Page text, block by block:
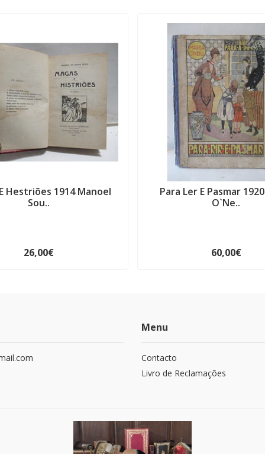
Hestriões 1914 Manoel
Sou..
26,00€
Para Ler E Pasmar
O`Ne..
60,00€
Menu
Contacto
Livro de Reclamações